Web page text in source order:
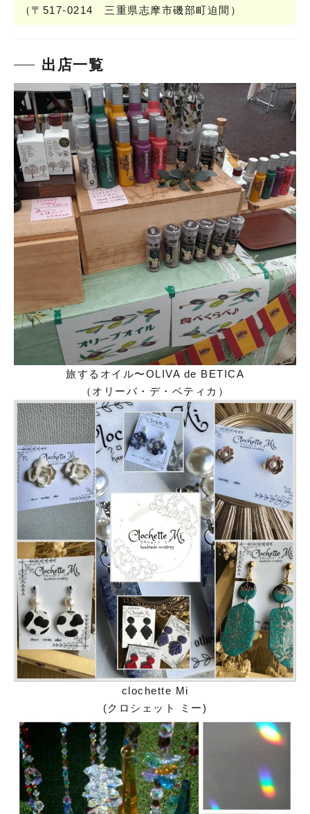
（〒517-0214 三重県志摩市磯部町迫間）
出店一覧
旅するオイル〜OLIVA de BETICA
（オリーバ・デ・ベティカ）
clochette Mi
(クロシェット ミー)